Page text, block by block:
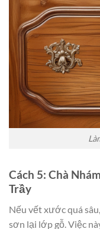
Cách 5: Chà
Trầy
Nếu vết xước quá
sơn lại lớp gỗ. Việc